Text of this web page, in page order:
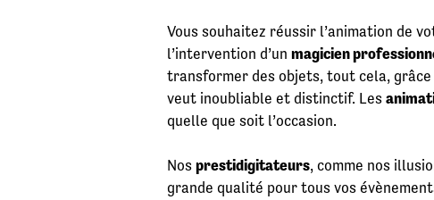
Vous souhaitez réussir l’animation de
l’intervention d’un magicien
transformer des objets, tout cela,
veut inoubliable et distinctif. Les
quelle que soit l’occasion.
Nos prestidigitateurs, comme nos
grande qualité pour tous vos